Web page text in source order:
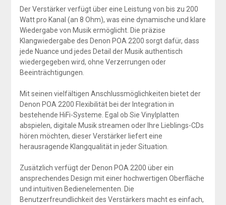
Der Verstärker verfügt über eine Leistung von bis zu 200
Watt pro Kanal (an 8 Ohm), was eine dynamische und klare
Wiedergabe von Musik ermöglicht. Die präzise
Klangwiedergabe des Denon POA 2200 sorgt dafür, dass
jede Nuance und jedes Detail der Musik authentisch
wiedergegeben wird, ohne Verzerrungen oder
Beeinträchtigungen.
Mit seinen vielfältigen Anschlussmöglichkeiten bietet der
Denon POA 2200 Flexibilität bei der Integration in
bestehende HiFi-Systeme. Egal ob Sie Vinylplatten
abspielen, digitale Musik streamen oder Ihre Lieblings-CDs
hören möchten, dieser Verstärker liefert eine
herausragende Klangqualität in jeder Situation.
Zusätzlich verfügt der Denon POA 2200 über ein
ansprechendes Design mit einer hochwertigen Oberfläche
und intuitiven Bedienelementen. Die
Benutzerfreundlichkeit des Verstärkers macht es einfach,